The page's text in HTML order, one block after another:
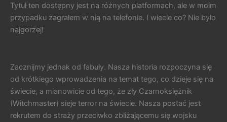
Tytuł ten dostępny jest na różnych platformach, ale w moim
przypadku zagrałem w nią na telefonie. I wiecie co? Nie było
najgorzej!
Zacznijmy jednak od fabuły. Nasza historia rozpoczyna się
od krótkiego wprowadzenia na temat tego, co dzieje się na
świecie, a mianowicie od tego, że zły Czarnoksiężnik
(Witchmaster) sieje terror na świecie. Nasza postać jest
rekrutem do straży przeciwko zbliżającemu się wojsku